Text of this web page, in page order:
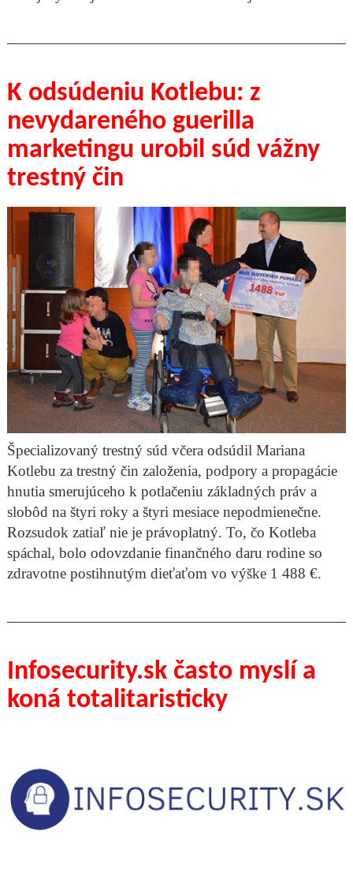
K odsúdeniu Kotlebu: z
nevydareného guerilla
marketingu urobil súd vážny
trestný čin
Špecializovaný trestný súd včera odsúdil Mariana
Kotlebu za trestný čin založenia, podpory a propagácie
hnutia smerujúceho k potlačeniu základných práv a
slobôd na štyri roky a štyri mesiace nepodmienečne.
Rozsudok zatiaľ nie je právoplatný. To, čo Kotleba
spáchal, bolo odovzdanie finančného daru rodine so
zdravotne postihnutým dieťaťom vo výške 1 488 €.
Infosecurity.sk často myslí a
koná totalitaristicky